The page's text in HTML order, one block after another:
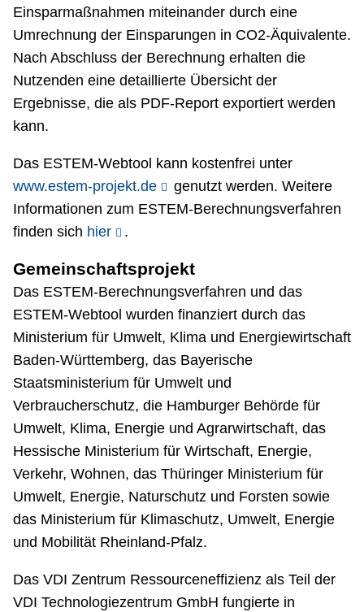
Einsparmaßnahmen miteinander durch eine
Umrechnung der Einsparungen in CO2-Äquivalente.
Nach Abschluss der Berechnung erhalten die
Nutzenden eine detaillierte Übersicht der
Ergebnisse, die als PDF-Report exportiert werden
kann.
Das ESTEM-Webtool kann kostenfrei unter
www.estem-projekt.de
genutzt werden. Weitere
Informationen zum ESTEM-Berechnungsverfahren
finden sich hier .
Gemeinschaftsprojekt
Das ESTEM-Berechnungsverfahren und das
ESTEM-Webtool wurden finanziert durch das
Ministerium für Umwelt, Klima und Energiewirtschaft
Baden-Württemberg, das Bayerische
Staatsministerium für Umwelt und
Verbraucherschutz, die Hamburger Behörde für
Umwelt, Klima, Energie und Agrarwirtschaft, das
Hessische Ministerium für Wirtschaft, Energie,
Verkehr, Wohnen, das Thüringer Ministerium für
Umwelt, Energie, Naturschutz und Forsten sowie
das Ministerium für Klimaschutz, Umwelt, Energie
und Mobilität Rheinland-Pfalz.
Das VDI Zentrum Ressourceneffizienz als Teil der
VDI Technologiezentrum GmbH fungierte in